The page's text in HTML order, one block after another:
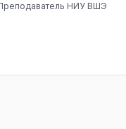
НИУ ВШЭ